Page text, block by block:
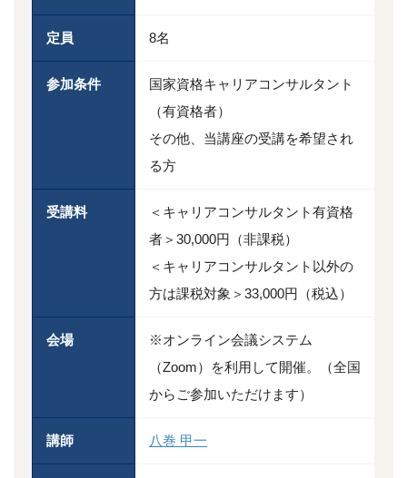
定員 8名
参加条件
国家資格キャリアコンサルタント
（有資格者）
その他、当講座の受講を希望され
る方
受講料
＜キャリアコンサルタント有資格
者＞30,000円（非課税）
＜キャリアコンサルタント以外の
方は課税対象＞33,000円（税込）
会場
※オンライン会議システム
（Zoom）を利用して開催。（全国
からご参加いただけます）
講師 八巻 甲一